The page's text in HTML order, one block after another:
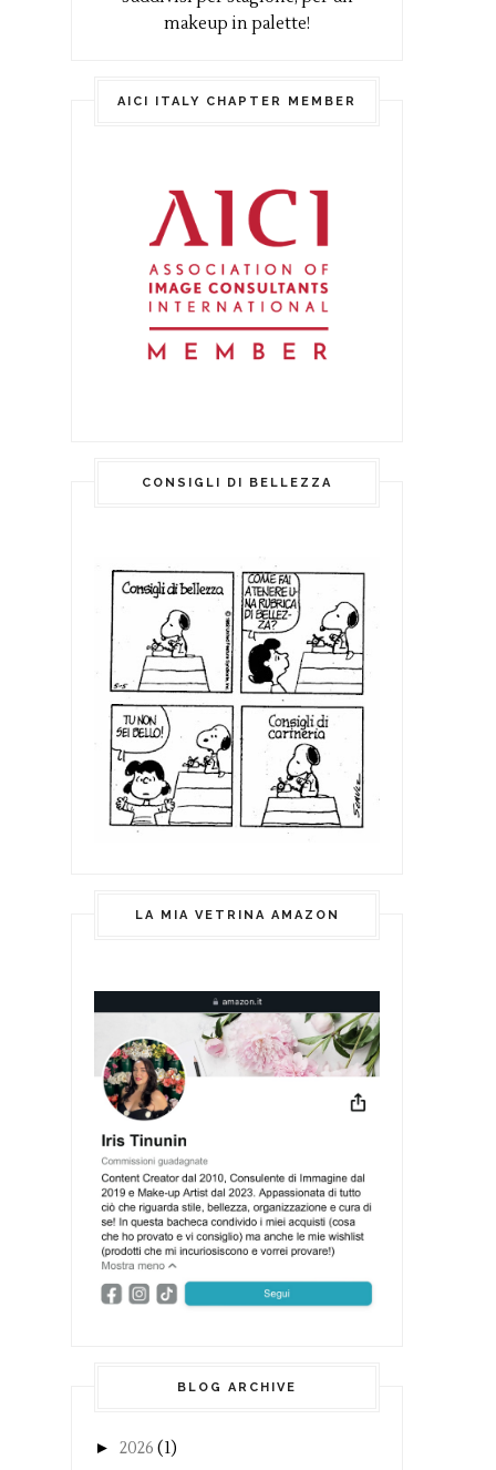
makeup in palette!
AICI ITALY CHAPTER MEMBER
CONSIGLI DI BELLEZZA
LA MIA VETRINA AMAZON
BLOG ARCHIVE
► 2026 (1)